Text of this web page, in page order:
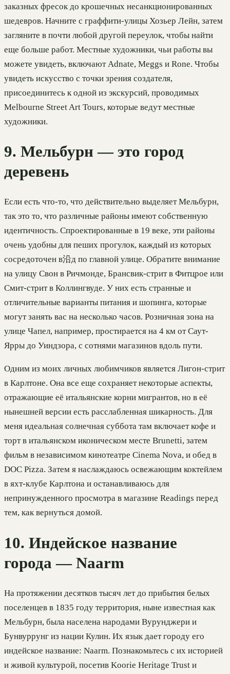
заказных фресок до крошечных несанкционированных
шедевров. Начните с граффити-улицы Хозьер Лейн, затем
загляните в почти любой другой переулок, чтобы найти
еще больше работ. Местные художники, чьи работы вы
можете увидеть, включают Adnate, Meggs и Rone. Чтобы
увидеть искусство с точки зрения создателя,
присоединитесь к одной из экскурсий, проводимых
Melbourne Street Art Tours, которые ведут местные
художники.
9. Мельбурн — это город
деревень
Если есть что-то, что действительно выделяет Мельбурн,
так это то, что различные районы имеют собственную
идентичность. Спроектированные в 19 веке, эти районы
очень удобны для пеших прогулок, каждый из которых
сосредоточен в沿д по главной улице. Обратите внимание
на улицу Свон в Ричмонде, Брансвик-стрит в Фитцрое или
Смит-стрит в Коллингвуде. У них есть странные и
отличительные варианты питания и шопинга, которые
могут занять вас на несколько часов. Розничная зона на
улице Чапел, например, простирается на 4 км от Саут-
Ярры до Уиндзора, с сотнями магазинов вдоль пути.
Одним из моих личных любимчиков является Лигон-стрит
в Карлтоне. Она все еще сохраняет некоторые аспекты,
отражающие её итальянские корни мигрантов, но в её
нынешней версии есть расслабленная шикарность. Для
меня идеальная солнечная суббота там включает кофе и
торт в итальянском иконическом месте Brunetti, затем
фильм в независимом кинотеатре Cinema Nova, и обед в
DOC Pizza. Затем я наслаждаюсь освежающим коктейлем
в яхт-клубе Карлтона и останавливаюсь для
непринужденного просмотра в магазине Readings перед
тем, как вернуться домой.
10. Индейское название
города — Naarm
На протяжении десятков тысяч лет до прибытия белых
поселенцев в 1835 году территория, ныне известная как
Мельбурн, была населена народами Вурунджери и
Бунвуррунг из нации Кулин. Их язык дает городу его
индейское название: Naarm. Познакомьтесь с их историей
и живой культурой, посетив Koorie Heritage Trust и